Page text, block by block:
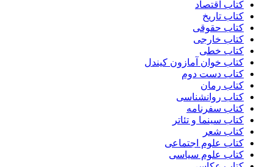
کتاب اقتصاد
کتاب تاریخ
کتاب حقوقی
کتاب خارجی
کتاب خطی
کتاب خوان آمازون کیندل
کتاب دست دوم
کتاب رمان
کتاب روانشناسی
کتاب سفرنامه
کتاب سینما و تئاتر
کتاب شعر
کتاب علوم اجتماعی
کتاب علوم سیاسی